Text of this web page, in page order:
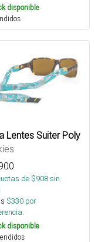
disponible
Lentes Suiter Poly
de $908sin
$330 por
disponible